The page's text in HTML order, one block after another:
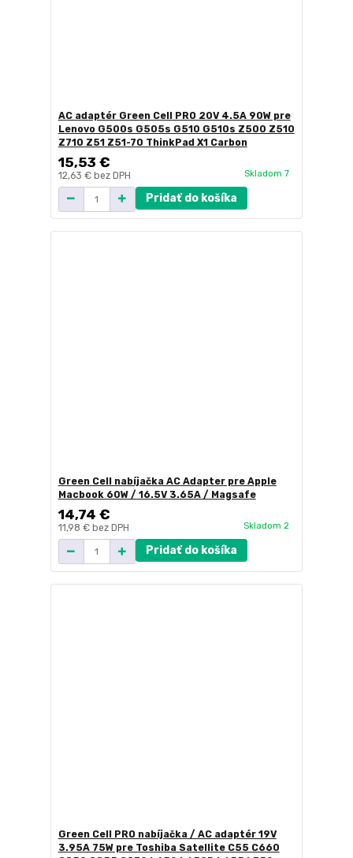
AC adaptér Green Cell PRO 20V 4.5A 90W pre
Lenovo G500s G505s G510 G510s Z500 Z510
Z710 Z51 Z51-70 ThinkPad X1 Carbon
15,53 €
12,63 € bez DPH Skladom 7
Pridať do košíka
Green Cell nabíjačka AC Adapter pre Apple
Macbook 60W / 16.5V 3.65A / Magsafe
14,74 €
11,98 € bez DPH Skladom 2
Pridať do košíka
Green Cell PRO nabíjačka / AC adaptér 19V
3.95A 75W pre Toshiba Satellite C55 C660